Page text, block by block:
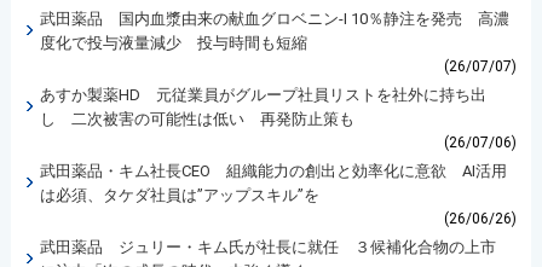
武田薬品 国内血漿由来の献血グロベニン-I 10％静注を発売 高濃
度化で投与液量減少 投与時間も短縮
(26/07/07)
あすか製薬HD 元従業員がグループ社員リストを社外に持ち出
し 二次被害の可能性は低い 再発防止策も
(26/07/06)
武田薬品・キム社長CEO 組織能力の創出と効率化に意欲 AI活用
は必須、タケダ社員は”アップスキル”を
(26/06/26)
武田薬品 ジュリー・キム氏が社長に就任 ３候補化合物の上市